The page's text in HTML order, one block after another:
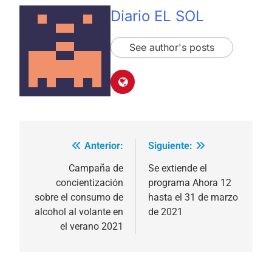
Diario EL SOL
See author's posts
Navegación
entradas
Anterior:
Campaña de
concientización
sobre el consumo de
alcohol al volante en
el verano 2021
Siguiente:
Se extiende el
programa Ahora 12
hasta el 31 de marzo
de 2021